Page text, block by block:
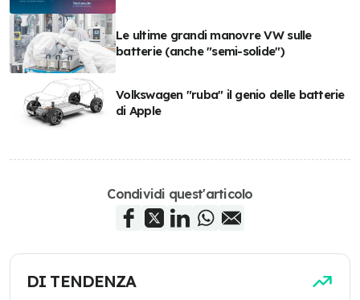
Le ultime grandi manovre VW sulle
batterie (anche "semi-solide")
Volkswagen "ruba" il genio delle batterie
di Apple
Condividi quest'articolo
DI TENDENZA